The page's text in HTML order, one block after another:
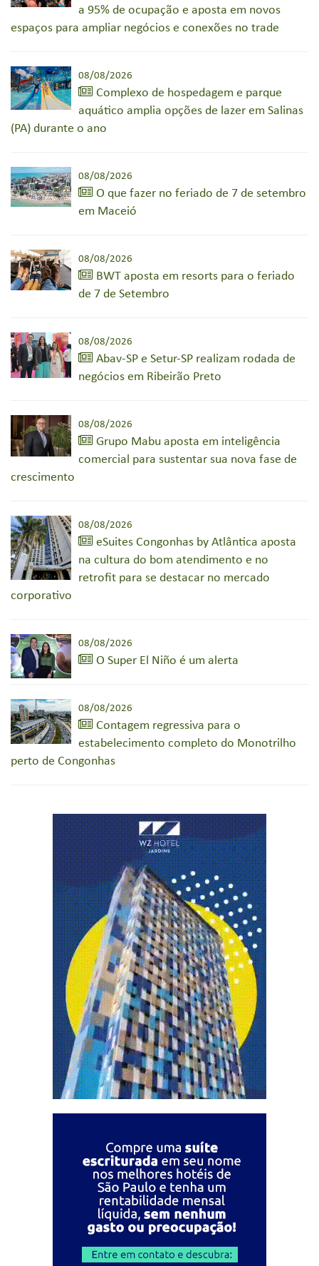
a 95% de ocupação e aposta em novos
espaços para ampliar negócios e conexões no trade
08/08/2026
Complexo de hospedagem e parque
aquático amplia opções de lazer em Salinas
(PA) durante o ano
08/08/2026
O que fazer no feriado de 7 de setembro
em Maceió
08/08/2026
BWT aposta em resorts para o feriado
de 7 de Setembro
08/08/2026
Abav-SP e Setur-SP realizam rodada de
negócios em Ribeirão Preto
08/08/2026
Grupo Mabu aposta em inteligência
comercial para sustentar sua nova fase de
crescimento
08/08/2026
eSuites Congonhas by Atlântica aposta
na cultura do bom atendimento e no
retrofit para se destacar no mercado
corporativo
08/08/2026
O Super El Niño é um alerta
08/08/2026
Contagem regressiva para o
estabelecimento completo do Monotrilho
perto de Congonhas